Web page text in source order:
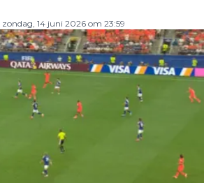
zondag, 14 juni 2026 om 23:59